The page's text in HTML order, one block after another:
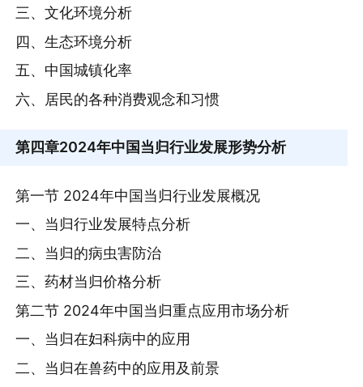
三、文化环境分析
四、生态环境分析
五、中国城镇化率
六、居民的各种消费观念和习惯
第四章2024年中国当归行业发展形势分析
第一节 2024年中国当归行业发展概况
一、当归行业发展特点分析
二、当归的病虫害防治
三、药材当归价格分析
第二节 2024年中国当归重点应用市场分析
一、当归在妇科病中的应用
二、当归在兽药中的应用及前景